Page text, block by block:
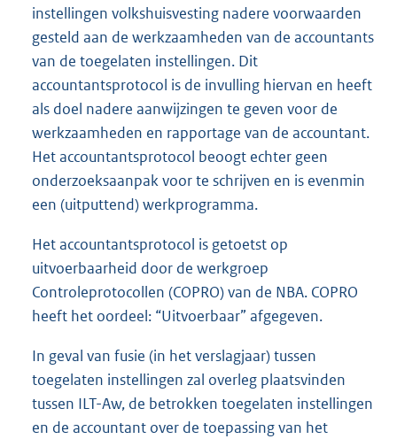
instellingen volkshuisvesting nadere voorwaarden
gesteld aan de werkzaamheden van de accountants
van de toegelaten instellingen. Dit
accountantsprotocol is de invulling hiervan en heeft
als doel nadere aanwijzingen te geven voor de
werkzaamheden en rapportage van de accountant.
Het accountantsprotocol beoogt echter geen
onderzoeksaanpak voor te schrijven en is evenmin
een (uitputtend) werkprogramma.
Het accountantsprotocol is getoetst op
uitvoerbaarheid door de werkgroep
Controleprotocollen (COPRO) van de NBA. COPRO
heeft het oordeel: “Uitvoerbaar” afgegeven.
In geval van fusie (in het verslagjaar) tussen
toegelaten instellingen zal overleg plaatsvinden
tussen ILT-Aw, de betrokken toegelaten instellingen
en de accountant over de toepassing van het